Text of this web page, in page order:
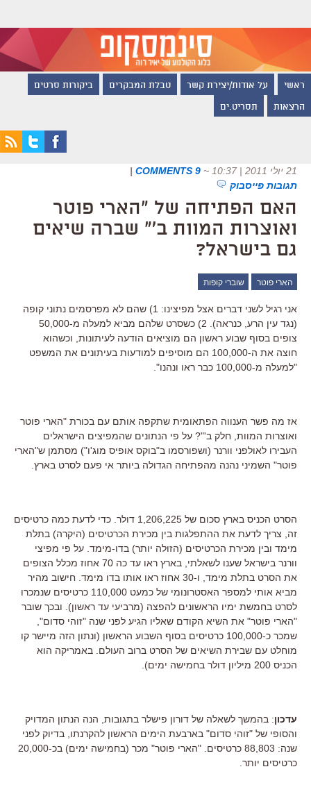
ראשי על אודות/יצירת קשר טבלת המבקרים ביקורות סרטים
הרצאות תסריט.ים
21 יולי 2011 | 10:37 ~
9 COMMENTS
|
תגובות פייסבוק
האם הפתיחה של "הארי פוטר
ואוצרות המוות ב'" שברה שיאים
גם בישראל?
הארי פוטר שוברי קופות
אני רגיל לשני דברים אצל מפיצינו: 1) שהם לא מפרסמים נתוני קופה
(נגד עין הרע, כנראה). 2) כשסרט שלהם מביא למעלה מ-50,000
צופים בסוף שבוע ראשון הם מוציאים הודעה לעיתונות, וכשהוא
חוצה את ה-100,000 הם מוסיפים למודעות בעיתונים את המשפט
"למעלה מ-100,000 כבר ראו ונהנו".
אז מה פשר הענווה הפתאומית שתקפה אותם עם בכורת "הארי פוטר
ואוצרות המוות, חלק ב'"? על פי הנתונים שהמפיצים הישראלים
העבירו לאולפני וורנר (ושפורסמו ב"בוקס אופיס מוג'ו") מסתמן ש"הארי
פוטר" השמיני נהנה מהפתיחה הגדולה ביותר אי פעם לסרט בארץ.
הסרט הכניס בארץ סכום של 1,206,225 דולר. כדי לדעת כמה כרטיסים
זה, צריך לדעת את ההתפלגות בין מכירת הכרטיסים (היקרה) בתלת
מימד ובין מכירת הכרטיסים (הזולה יותר) בדו-מימד. על פי מפיצי
וורנר בישראל שענו לשאלתי, בארץ ראו עד כה 70 אחוז מכלל הצופים
את הסרט בתלת מימד, ו-30 אחוז ראו אותו בדו מימד. חישוב מהיר
מביא אותי למספר האסטרונומי של כמעט 110,000 כרטיסים שנמכרו
לסרט בחמשת ימיו הראשונים להפצה (מרביעי עד ראשון). ובכך שובר
"הארי פוטר" את השיא הקודם שאליו הגיע לפני שנה "זוהי סדום",
שמכר כ-100,000 כרטיסים בסוף השבוע הראשון (ונתון הזה מיישר קו
מוחלט עם שבירת השיאים של הסרט ברוב העולם. באמריקה הוא
הכניס 200 מיליון דולר בחמישה ימים).
עדכון: בהמשך לשאלה של דורון פישלר בתגובות, הנה הנתון המדויק
והסופי של "זוהי סדום" בארבעת הימים הראשון להקרנתו, בדיוק לפני
שנה: 88,803 כרטיסים. "הארי פוטר" מכר (בחמישה ימים) בכ-20,000
כרטיסים יותר.